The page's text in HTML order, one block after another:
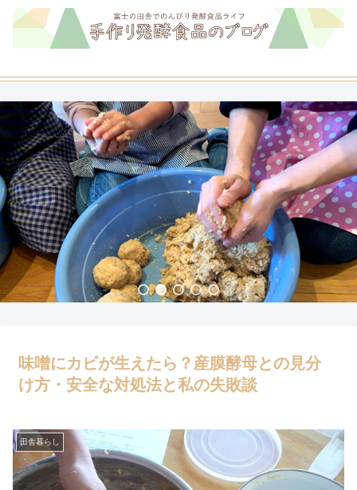
味噌にカビが生えたら？産膜酵母との見分
け方・安全な対処法と私の失敗談
田舎暮らし